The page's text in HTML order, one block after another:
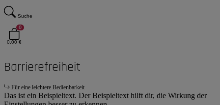
Suche
0
0,00 €
Barrierefreiheit
Für eine leichtere Bedienbarkeit
Das ist ein Beispieltext. Der Beispieltext hilft dir, die Wirkung der